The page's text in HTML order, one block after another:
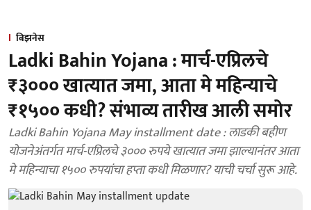
बिझनेस
Ladki Bahin Yojana : मार्च-एप्रिलचे
₹३००० खात्यात जमा, आता मे महिन्याचे
₹१५०० कधी? संभाव्य तारीख आली समोर
Ladki Bahin Yojana May installment date : लाडकी बहीण
योजनेअंतर्गत मार्च-एप्रिलचे ३००० रुपये खात्यात जमा झाल्यानंतर आता
मे महिन्याचा १५०० रुपयांचा हप्ता कधी मिळणार? याची चर्चा सुरू आहे.